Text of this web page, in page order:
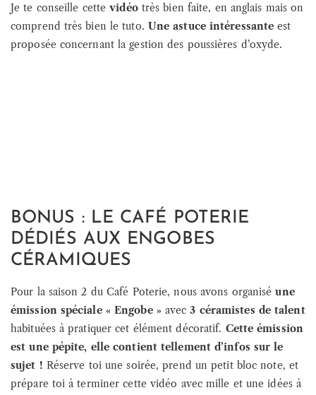
Je te conseille cettevidéo très bien faite, en anglais mais on
comprend très bien le tuto. Une astuce intéressante est
proposée concernant la gestion des poussières d’oxyde.
BONUS : LE CAFÉ POTERIE
DÉDIÉS AUX ENGOBES
CÉRAMIQUES
Pour la saison 2 du Café Poterie, nous avons organiséune
émission spéciale « Engobe » avec3 céramistes de talent
habituées à pratiquer cet élément décoratif. Cette émission
est une pépite, elle contient tellement d’infos sur le
sujet ! Réserve toi une soirée, prend un petit bloc note, et
prépare toi à terminer cette vidéo avec mille et une idées à